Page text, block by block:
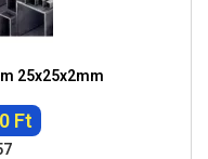
25x25x2mm
Ft